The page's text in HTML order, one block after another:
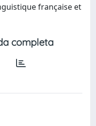
française et
completa